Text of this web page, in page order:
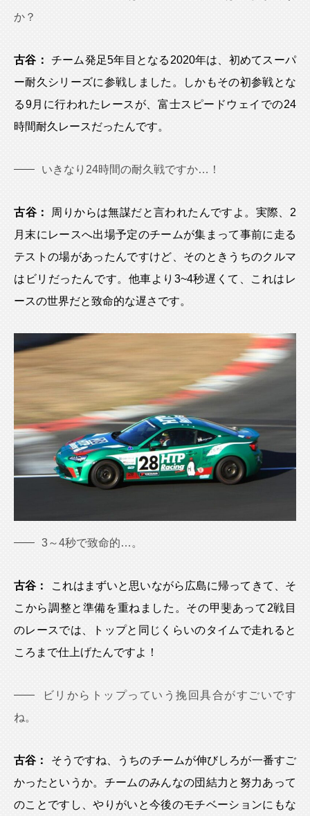
か？
古谷：
チーム発足5年目となる2020年は、初めてスーパ
ー耐久シリーズに参戦しました。しかもその初参戦とな
る9月に行われたレースが、富士スピードウェイでの24
時間耐久レースだったんです。
いきなり24時間の耐久戦ですか…！
古谷：
周りからは無謀だと言われたんですよ。実際、2
月末にレースへ出場予定のチームが集まって事前に走る
テストの場があったんですけど、そのときうちのクルマ
はビリだったんです。他車より3~4秒遅くて、これはレ
ースの世界だと致命的な遅さです。
3～4秒で致命的…。
古谷：
これはまずいと思いながら広島に帰ってきて、そ
こから調整と準備を重ねました。その甲斐あって2戦目
のレースでは、トップと同じくらいのタイムで走れると
ころまで仕上げたんですよ！
ビリからトップっていう挽回具合がすごいです
ね。
古谷：
そうですね、うちのチームが伸びしろが一番すご
かったというか。チームのみんなの団結力と努力あって
のことですし、やりがいと今後のモチベーションにもな